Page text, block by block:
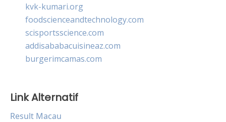
kvk-kumari.org
foodscienceandtechnology.com
scisportsscience.com
addisababacuisineaz.com
burgerimcamas.com
Link Alternatif
Result Macau